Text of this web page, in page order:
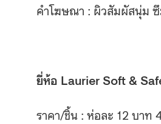
คำโฆษณา : ผิวสัมผัสนุ่ม
ยี่ห้อ Laurier Soft &
ราคา/ชิ้น : ห่อละ 12 บาท